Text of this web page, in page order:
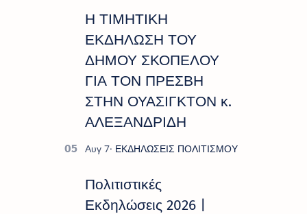
Η ΤΙΜΗΤΙΚΗ
ΕΚΔΗΛΩΣΗ ΤΟΥ
ΔΗΜΟΥ ΣΚΟΠΕΛΟΥ
ΓΙΑ ΤΟΝ ΠΡΕΣΒΗ
ΣΤΗΝ ΟΥΑΣΙΓΚΤΟΝ κ.
ΑΛΕΞΑΝΔΡΙΔΗ
Πολιτιστικές
Εκδηλώσεις 2026 |